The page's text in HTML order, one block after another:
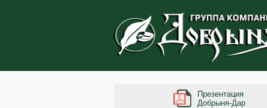
Презентация
Добрыня-Дар